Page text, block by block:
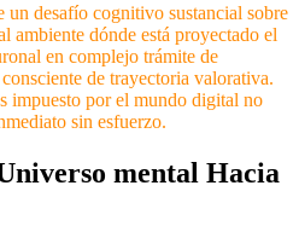
desafío cognitivo sustancial sobre
ambiente dónde está proyectado el
en complejo trámite de
de trayectoria valorativa.
impuesto por el mundo digital no
sin esfuerzo.
mental Hacia